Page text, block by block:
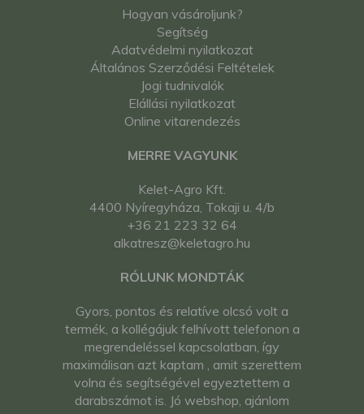
Hogyan vásároljunk?
Segítség
Adatvédelmi nyilatkozat
Általános Szerződési Feltételek
Jogi tudnivalók
Elállási nyilatkozat
Online vitarendezés
MERRE VAGYUNK
Kelet-Agro Kft.
4400 Nyíregyháza, Tokaji u. 4/b
+36 21 223 32 64
alkatresz@keletagro.hu
RÓLUNK MONDTÁK
Gyors, pontos és relatíve olcsó volt a
termék, a kollégájuk felhívott telefonon a
megrendeléssel kapcsolatban, így
maximálisan azt kaptam , amit szerettem
volna és segítségével egyeztettem a
darabszámot is. Jó webshop, ajánlom